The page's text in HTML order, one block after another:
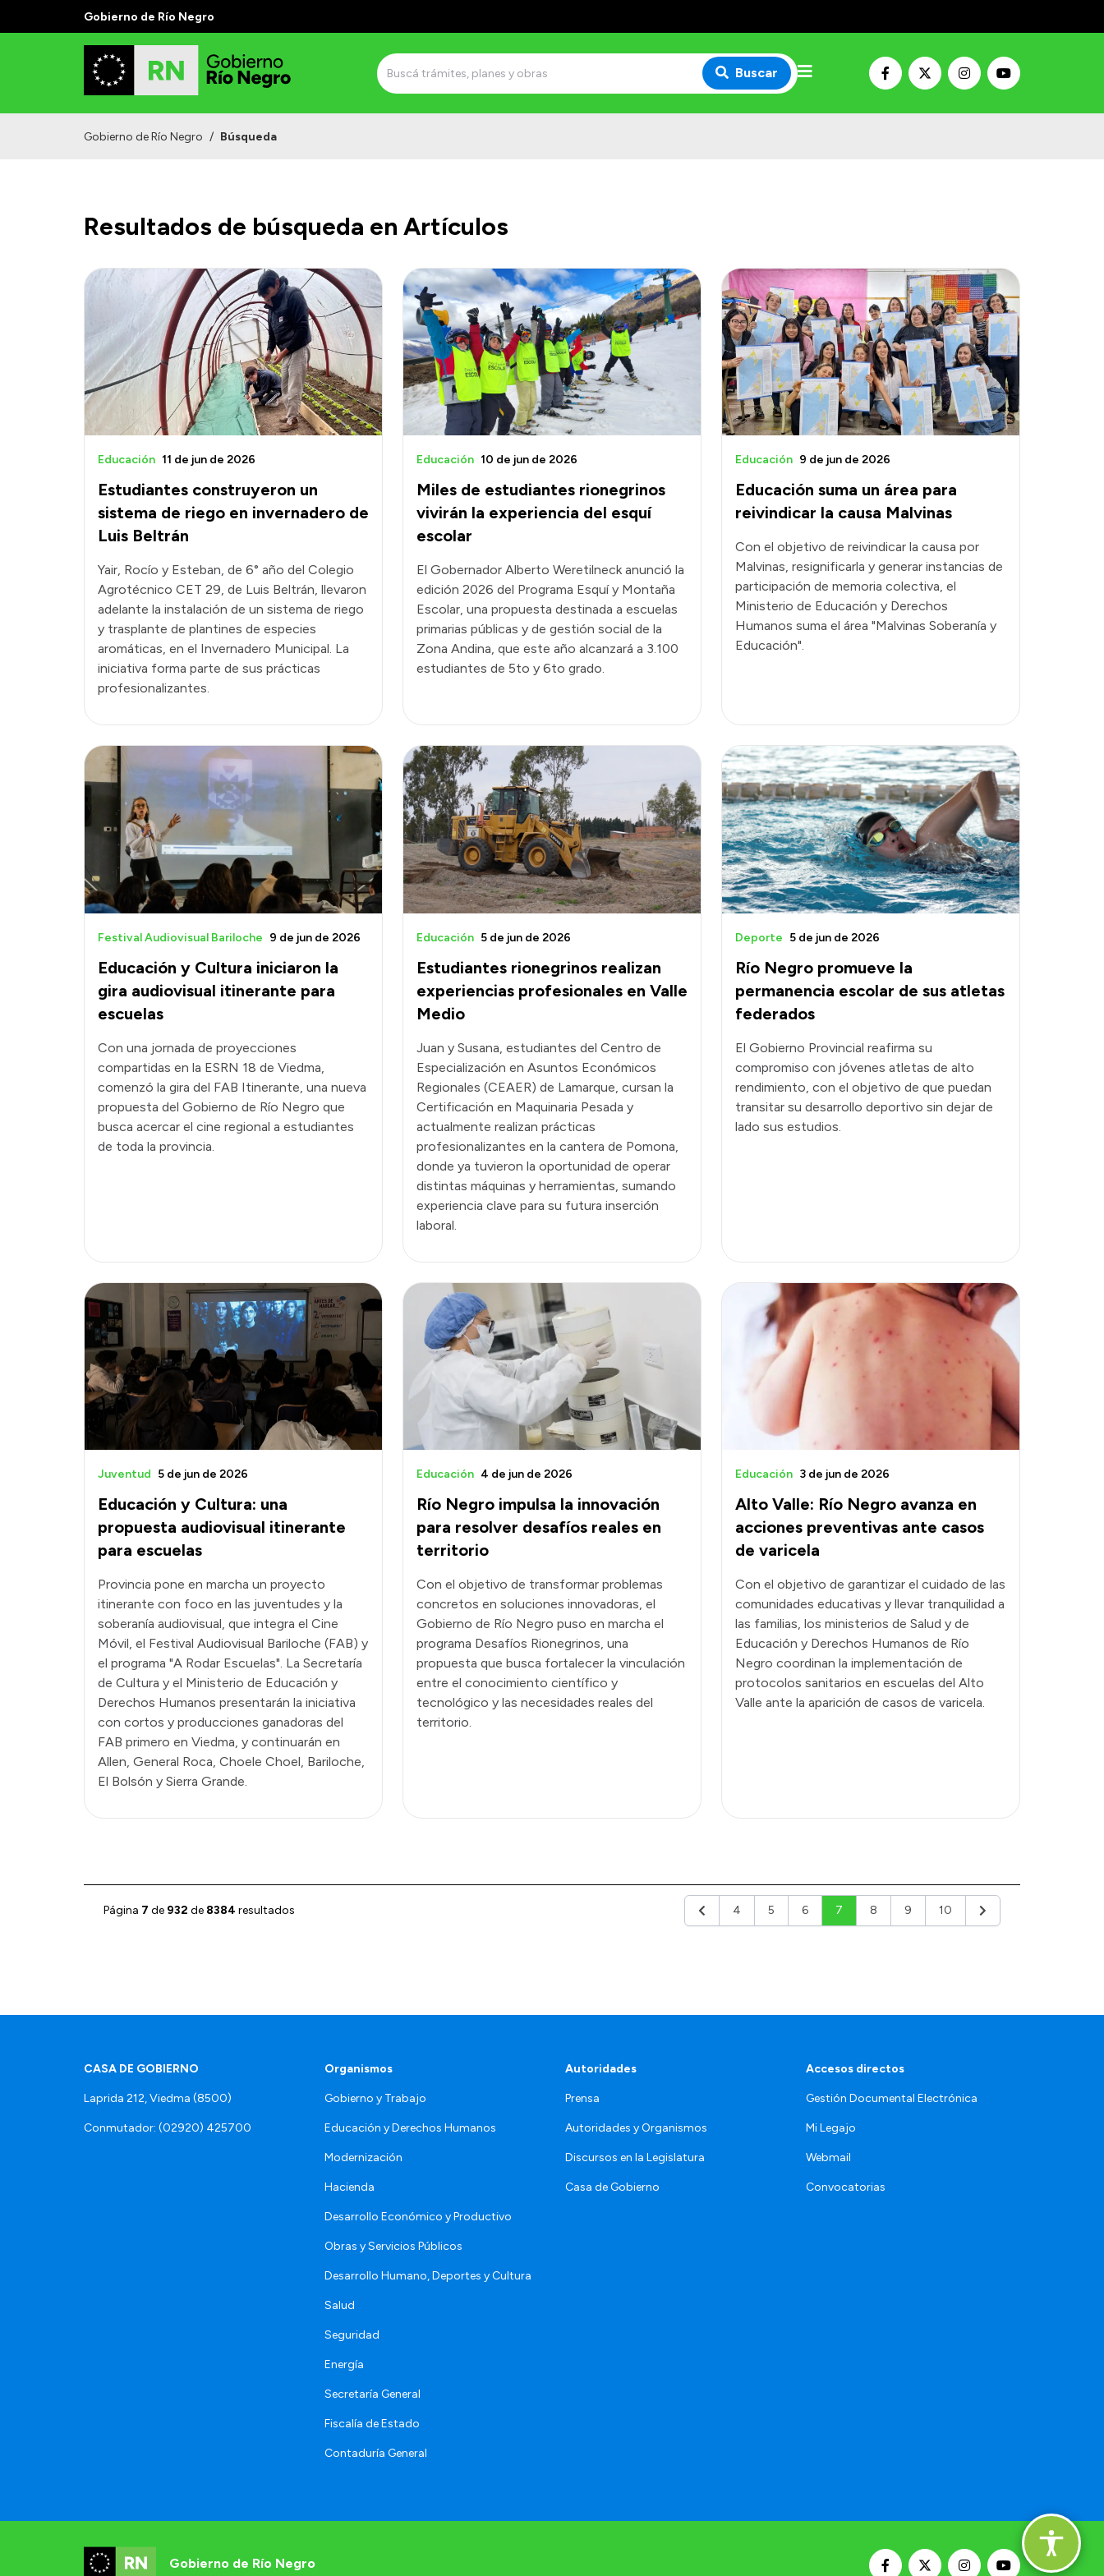
Gobierno de Río Negro
Buscar
Gobierno de Río Negro / Búsqueda
Resultados de búsqueda en Artículos
Estudiantes construyeron un
sistema de riego en invernadero de
Luis Beltrán
Educación 11 de jun de 2026
Yair, Rocío y Esteban, de 6° año del Colegio
Agrotécnico CET 29, de Luis Beltrán, llevaron
adelante la instalación de un sistema de riego
y trasplante de plantines de especies
aromáticas, en el Invernadero Municipal. La
iniciativa forma parte de sus prácticas
profesionalizantes.
Miles de estudiantes rionegrinos
vivirán la experiencia del esquí
escolar
Educación 10 de jun de 2026
El Gobernador Alberto Weretilneck anunció la
edición 2026 del Programa Esquí y Montaña
Escolar, una propuesta destinada a escuelas
primarias públicas y de gestión social de la
Zona Andina, que este año alcanzará a 3.100
estudiantes de 5to y 6to grado.
Educación suma un área para
reivindicar la causa Malvinas
Educación 9 de jun de 2026
Con el objetivo de reivindicar la causa por
Malvinas, resignificarla y generar instancias de
participación de memoria colectiva, el
Ministerio de Educación y Derechos
Humanos suma el área "Malvinas Soberanía y
Educación".
Educación y Cultura iniciaron la
gira audiovisual itinerante para
escuelas
Festival Audiovisual Bariloche 9 de jun de 2026
Con una jornada de proyecciones
compartidas en la ESRN 18 de Viedma,
comenzó la gira del FAB Itinerante, una nueva
propuesta del Gobierno de Río Negro que
busca acercar el cine regional a estudiantes
de toda la provincia.
Estudiantes rionegrinos realizan
experiencias profesionales en Valle
Medio
Educación 5 de jun de 2026
Juan y Susana, estudiantes del Centro de
Especialización en Asuntos Económicos
Regionales (CEAER) de Lamarque, cursan la
Certificación en Maquinaria Pesada y
actualmente realizan prácticas
profesionalizantes en la cantera de Pomona,
donde ya tuvieron la oportunidad de operar
distintas máquinas y herramientas, sumando
experiencia clave para su futura inserción
laboral.
Río Negro promueve la
permanencia escolar de sus atletas
federados
Deporte 5 de jun de 2026
El Gobierno Provincial reafirma su
compromiso con jóvenes atletas de alto
rendimiento, con el objetivo de que puedan
transitar su desarrollo deportivo sin dejar de
lado sus estudios.
Educación y Cultura: una
propuesta audiovisual itinerante
para escuelas
Juventud 5 de jun de 2026
Provincia pone en marcha un proyecto
itinerante con foco en las juventudes y la
soberanía audiovisual, que integra el Cine
Móvil, el Festival Audiovisual Bariloche (FAB) y
el programa "A Rodar Escuelas". La Secretaría
de Cultura y el Ministerio de Educación y
Derechos Humanos presentarán la iniciativa
con cortos y producciones ganadoras del
FAB primero en Viedma, y continuarán en
Allen, General Roca, Choele Choel, Bariloche,
El Bolsón y Sierra Grande.
Río Negro impulsa la innovación
para resolver desafíos reales en
territorio
Educación 4 de jun de 2026
Con el objetivo de transformar problemas
concretos en soluciones innovadoras, el
Gobierno de Río Negro puso en marcha el
programa Desafíos Rionegrinos, una
propuesta que busca fortalecer la vinculación
entre el conocimiento científico y
tecnológico y las necesidades reales del
territorio.
Alto Valle: Río Negro avanza en
acciones preventivas ante casos
de varicela
Educación 3 de jun de 2026
Con el objetivo de garantizar el cuidado de las
comunidades educativas y llevar tranquilidad a
las familias, los ministerios de Salud y de
Educación y Derechos Humanos de Río
Negro coordinan la implementación de
protocolos sanitarios en escuelas del Alto
Valle ante la aparición de casos de varicela.
Página 7 de 932 de 8384 resultados Anterior4 5 6 7 8 9 10 Siguiente
CASA DE GOBIERNO
Laprida 212, Viedma (8500)
Conmutador: (02920) 425700
Organismos
Gobierno y Trabajo
Educación y Derechos Humanos
Modernización
Hacienda
Desarrollo Económico y Productivo
Obras y Servicios Públicos
Desarrollo Humano, Deportes y Cultura
Salud
Seguridad
Energía
Secretaría General
Fiscalía de Estado
Contaduría General
Autoridades
Prensa
Autoridades y Organismos
Discursos en la Legislatura
Casa de Gobierno
Accesos directos
Gestión Documental Electrónica
Mi Legajo
Webmail
Convocatorias
Gobierno de Río Negro